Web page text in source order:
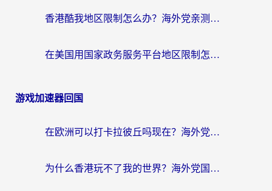
香港酷我地区限制怎么办？海外党亲测有效的回国加速方案来了
在美国用国家政务服务平台地区限制怎么办？海外华人必备的突破攻略（附追剧看片技巧）
游戏加速器回国
在欧洲可以打卡拉彼丘吗现在？海外党国服游戏加速器终极避坑指南
为什么香港玩不了我的世界？海外党国服游戏加速终极解决方案